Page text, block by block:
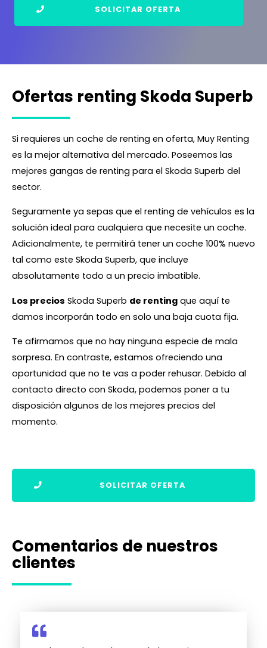
SOLICITAR OFERTA
Ofertas renting Skoda Superb
Si requieres un coche de renting en oferta, Muy Renting
es la mejor alternativa del mercado. Poseemos las
mejores gangas de renting para el Skoda Superb del
sector.
Seguramente ya sepas que el renting de vehículos es la
solución ideal para cualquiera que necesite un coche.
Adicionalmente, te permitirá tener un coche 100% nuevo
tal como este Skoda Superb, que incluye
absolutamente todo a un precio imbatible.
Los precios Skoda Superb de renting que aquí te
damos incorporán todo en solo una baja cuota fija.
Te afirmamos que no hay ninguna especie de mala
sorpresa. En contraste, estamos ofreciendo una
oportunidad que no te vas a poder rehusar. Debido al
contacto directo con Skoda, podemos poner a tu
disposición algunos de los mejores precios del
momento.
SOLICITAR OFERTA
Comentarios de nuestros
clientes